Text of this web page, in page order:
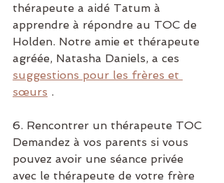
thérapeute a aidé Tatum à
apprendre à répondre au TOC de
Holden. Notre amie et thérapeute
agréée, Natasha Daniels, a ces
suggestions pour les frères et
sœurs .
6. Rencontrer un thérapeute TOC
Demandez à vos parents si vous
pouvez avoir une séance privée
avec le thérapeute de votre frère